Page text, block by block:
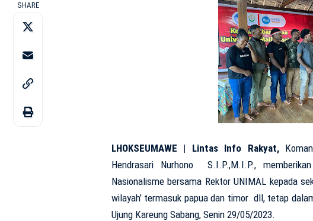
SHARE
LHOKSEUMAWE | Lintas Info Rakyat,
Hendrasari Nurhono S.I.P.,M.I.P.,
Nasionalisme bersama Rektor UNIMAL kepada
wilayah’ termasuk papua dan timor dll, tetap
Ujung Kareung Sabang, Senin 29/05/2023.